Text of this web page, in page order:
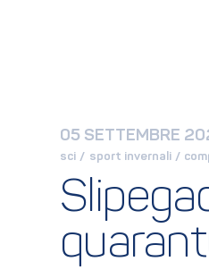
05 SETTEMBRE
sci / sport invernali /